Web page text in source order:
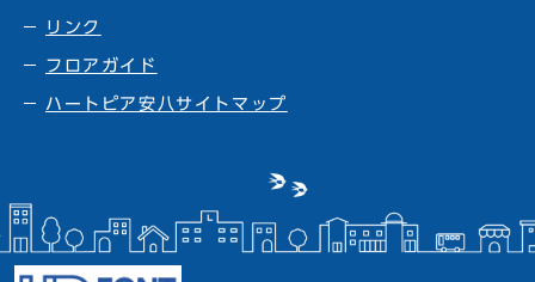
リンク
フロアガイド
ハートピア安八サイトマップ